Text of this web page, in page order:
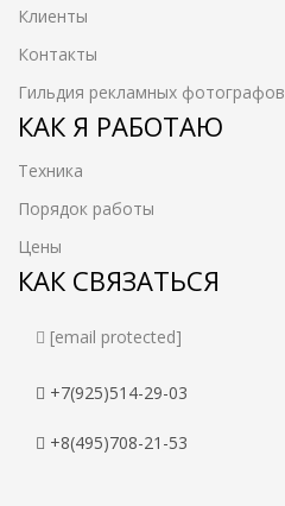
Клиенты
Контакты
Гильдия рекламных фотографов
КАК Я РАБОТАЮ
Техника
Порядок работы
Цены
КАК СВЯЗАТЬСЯ
[email protected]
+7(925)514-29-03
+8(495)708-21-53